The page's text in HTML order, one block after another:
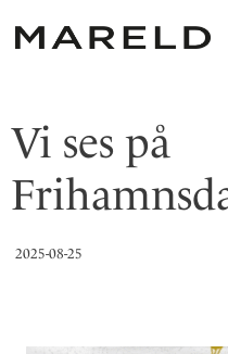
Vi ses på
2025-08-25